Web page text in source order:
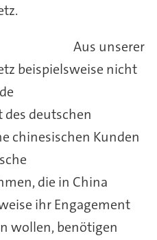
Aus unserer
beispielsweise nicht
deutschen
chinesischen Kunden
die in China
ihr Engagement
wollen, benötigen